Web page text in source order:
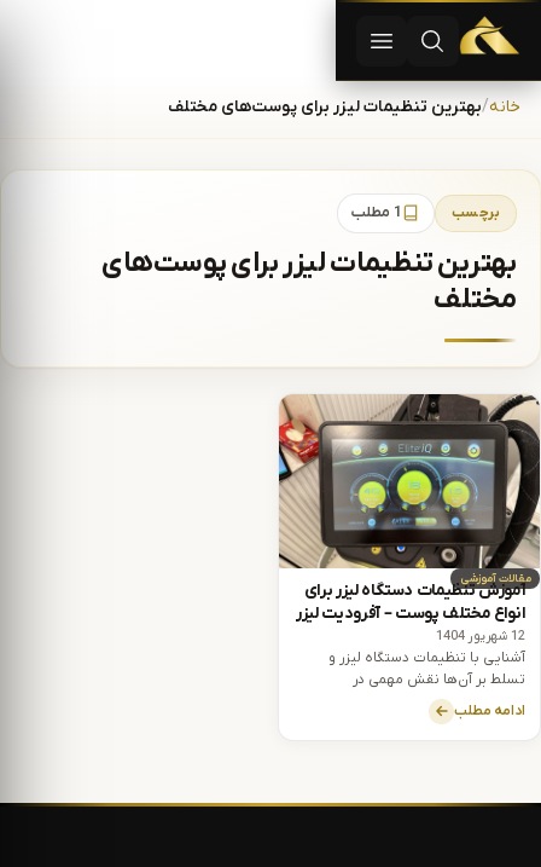
پرش به محتوا
دستگاه لیزر موهای زاید | دستگاه لاغری | آفرودیت لیزر —
باز کردن جستجو
باز کردن منو
خانه بهترین تنظیمات لیزر برای پوست‌های مختلف
برچسب 1 مطلب
بهترین تنظیمات لیزر برای پوست‌های
مختلف
مقالات آموزشی
آموزش تنظیمات دستگاه لیزر برای
انواع مختلف پوست – آفرودیت لیزر
12 شهریور 1404
آشنایی با تنظیمات دستگاه لیزر و
تسلط بر آن‌ها نقش مهمی در
دست‌یابی به نتایج درمانی بهینه و
کاهش تعداد جلسات درمان دارد.
ادامه مطلب